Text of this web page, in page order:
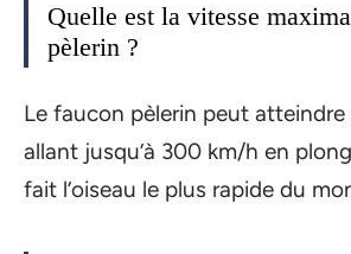
Quelle est la vitesse
pèlerin ?
Le faucon pèlerin peut
allant jusqu’à 300 km/h en
fait l’oiseau le plus rapide du